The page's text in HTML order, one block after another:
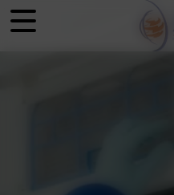
Panneau de gestion des cookies